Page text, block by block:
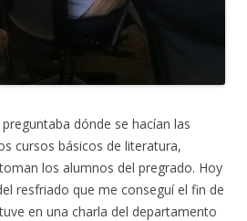
dónde se hacían las
cursos básicos de literatura,
los alumnos del pregrado. Hoy
resfriado que me conseguí el fin de
en una charla del departamento